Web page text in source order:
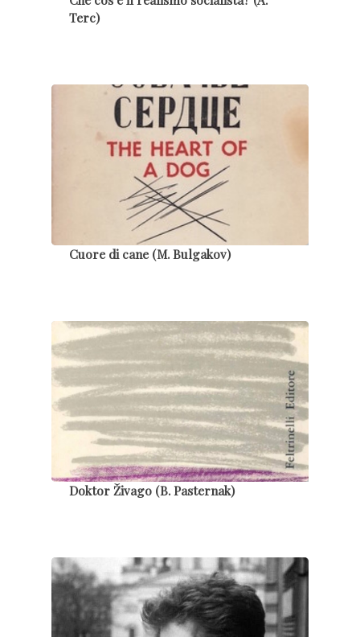
Terc)
Cuore di cane (M. Bulgakov)
Doktor Živago (B. Pasternak)